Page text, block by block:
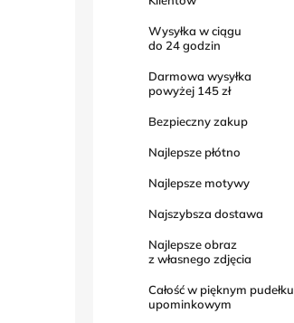
Wysyłka w ciągu
do 24godzin
Darmowa wysyłka
powyżej 145 zł
Bezpieczny zakup
Najlepsze płótno
Najlepsze motywy
Najszybsza dostawa
Najlepsze obraz
z własnego zdjęcia
Całość w pięknym pudełku
upominkowym